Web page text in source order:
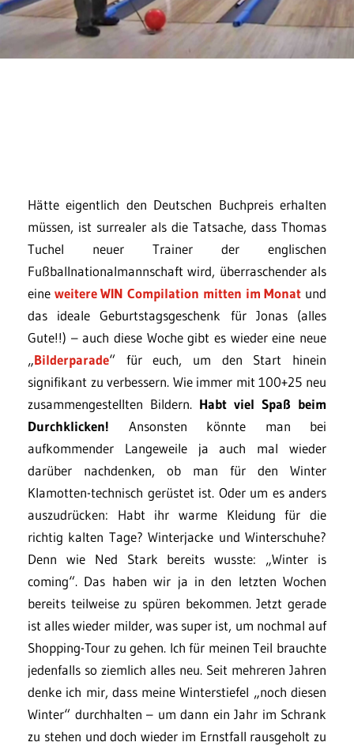
Hätte eigentlich den Deutschen Buchpreis erhalten
müssen, ist surrealer als die Tatsache, dass Thomas
Tuchel neuer Trainer der englischen
Fußballnationalmannschaft wird, überraschender als
eine weitere WIN Compilation mitten im Monat und
das ideale Geburtstagsgeschenk für Jonas (alles
Gute!!) – auch diese Woche gibt es wieder eine neue
„Bilderparade“ für euch, um den Start hinein
signifikant zu verbessern. Wie immer mit 100+25 neu
zusammengestellten Bildern. Habt viel Spaß beim
Durchklicken! Ansonsten könnte man bei
aufkommender Langeweile ja auch mal wieder
darüber nachdenken, ob man für den Winter
Klamotten-technisch gerüstet ist. Oder um es anders
auszudrücken: Habt ihr warme Kleidung für die
richtig kalten Tage? Winterjacke und Winterschuhe?
Denn wie Ned Stark bereits wusste: „Winter is
coming“. Das haben wir ja in den letzten Wochen
bereits teilweise zu spüren bekommen. Jetzt gerade
ist alles wieder milder, was super ist, um nochmal auf
Shopping-Tour zu gehen. Ich für meinen Teil brauchte
jedenfalls so ziemlich alles neu. Seit mehreren Jahren
denke ich mir, dass meine Winterstiefel „noch diesen
Winter“ durchhalten – um dann ein Jahr im Schrank
zu stehen und doch wieder im Ernstfall rausgeholt zu